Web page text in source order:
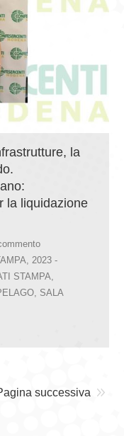
la
la liquidazione
2023 -
STAMPA
SALA
successiva